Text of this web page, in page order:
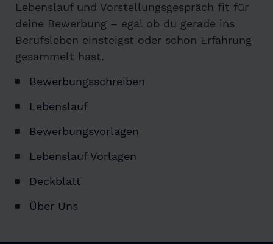
Lebenslauf und Vorstellungsgespräch fit für
deine Bewerbung – egal ob du gerade ins
Berufsleben einsteigst oder schon Erfahrung
gesammelt hast.
Bewerbungsschreiben
Lebenslauf
Bewerbungsvorlagen
Lebenslauf Vorlagen
Deckblatt
Über Uns